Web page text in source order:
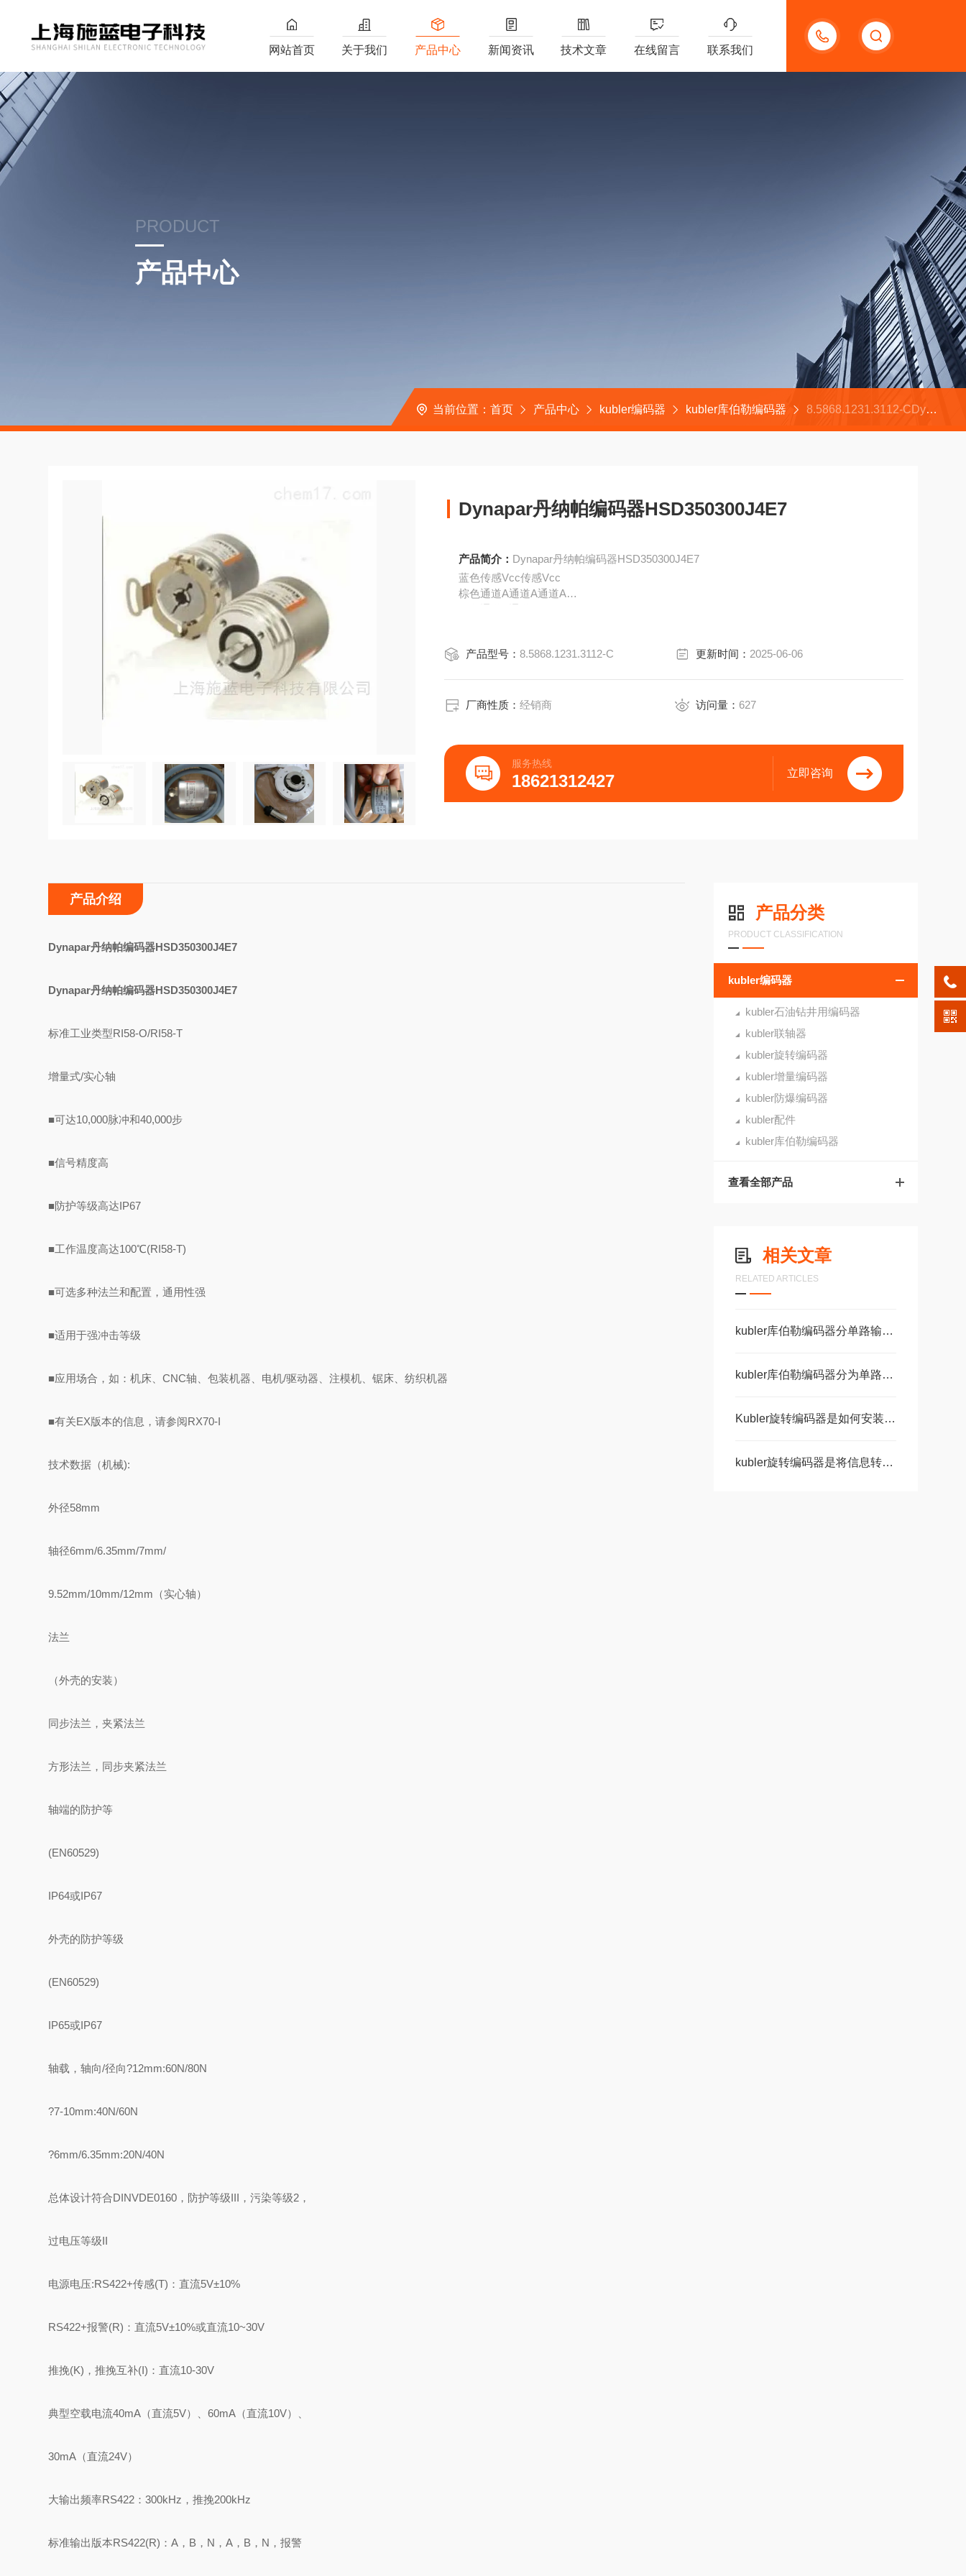
18621312427
网站首页 关于我们 产品中心 新闻资讯 技术文章 在线留言 联系我们
PRODUCT
产品中心
当前位置： 首页 产品中心 kubler编码器 kubler库伯勒编码器 8.5868.1231.3112-CDynapar丹纳帕编码器HSD350300J4E7
Dynapar丹纳帕编码器HSD350300J4E7
产品简介： Dynapar丹纳帕编码器HSD350300J4E7
蓝色传感Vcc传感Vcc
棕色通道A通道A通道A
红色通道N通道N通道N
1白色，带RS422+传感(T)
2取决于订购代码
产品型号：8.5868.1231.3112-C 更新时间： 2025-06-06
厂商性质：经销商 访问量： 627
服务热线
18621312427 立即咨询
产品分类
PRODUCT CLASSIFICATION
kubler编码器
kubler石油钻井用编码器
kubler联轴器
kubler旋转编码器
kubler增量编码器
kubler防爆编码器
kubler配件
kubler库伯勒编码器
查看全部产品
相关文章
RELATED ARTICLES
kubler库伯勒编码器分单路输出和双路输出
kubler库伯勒编码器分为单路输出和双路输出两种
Kubler旋转编码器是如何安装的呢？
kubler旋转编码器是将信息转化为数字语言的神奇工具
产品介绍
Dynapar丹纳帕编码器HSD350300J4E7
Dynapar丹纳帕编码器HSD350300J4E7
标准工业类型RI58-O/RI58-T
增量式/实心轴
■可达10,000脉冲和40,000步
■信号精度高
■防护等级高达IP67
■工作温度高达100℃(RI58-T)
■可选多种法兰和配置，通用性强
■适用于强冲击等级
■应用场合，如：机床、CNC轴、包装机器、电机/驱动器、注模机、锯床、纺织机器
■有关EX版本的信息，请参阅RX70-I
技术数据（机械):
外径58mm
轴径6mm/6.35mm/7mm/
9.52mm/10mm/12mm（实心轴）
法兰
（外壳的安装）
同步法兰，夹紧法兰
方形法兰，同步夹紧法兰
轴端的防护等
(EN60529)
IP64或IP67
外壳的防护等级
(EN60529)
IP65或IP67
轴载，轴向/径向?12mm:60N/80N
?7-10mm:40N/60N
?6mm/6.35mm:20N/40N
总体设计符合DINVDE0160，防护等级III，污染等级2，
过电压等级II
电源电压:RS422+传感(T)：直流5V±10%
RS422+报警(R)：直流5V±10%或直流10~30V
推挽(K)，推挽互补(I)：直流10-30V
典型空载电流40mA（直流5V）、60mA（直流10V）、
30mA（直流24V）
大输出频率RS422：300kHz，推挽200kHz
标准输出版本RS422(R)：A，B，N，A，B，N，报警